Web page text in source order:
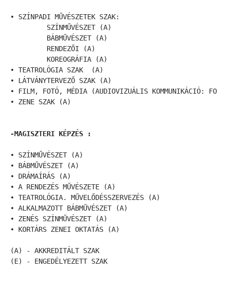
• SZÍNPADI MŰVÉSZETEK SZAK:
         SZÍNMŰVÉSZET (A)
         BÁBMŰVÉSZET (A)
         RENDEZŐI (A)
         KOREOGRÁFIA (A)
• TEATROLÓGIA SZAK  (A)
• LÁTVÁNYTERVEZŐ SZAK (A)
• FILM, FOTÓ, MÉDIA (AUDIOVIZUÁLIS KOMMUNIKÁCIÓ:
• ZENE SZAK (A)
-MAGISZTERI KÉPZÉS :
• SZÍNMŰVÉSZET (A)
• BÁBMŰVÉSZET (A)
• DRÁMAÍRÁS (A)
• A RENDEZÉS MŰVÉSZETE (A)
• TEATROLÓGIA. MŰVELŐDÉSSZERVEZÉS (A)
• ALKALMAZOTT BÁBMŰVÉSZET (A)
• ZENÉS SZÍNMŰVÉSZET (A)
• KORTÁRS ZENEI OKTATÁS (A)
(A) - AKKREDITÁLT SZAK
(E) - ENGEDÉLYEZETT SZAK